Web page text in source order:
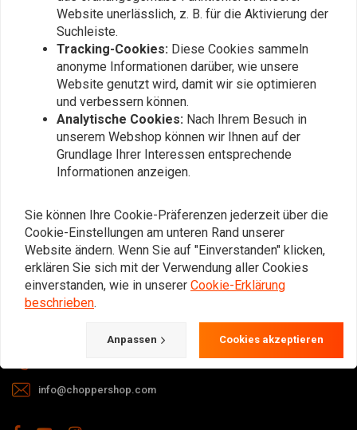
Abonnieren
Reparaturen oder allgemeinen
Informationen können Sie uns
jederzeit auf eine der folgenden Arten
kontaktieren.
info@choppershop.com
Website unerlässlich, z. B. für die Aktivierung der
Suchleiste.
Tracking-Cookies: Diese Cookies sammeln
anonyme Informationen darüber, wie unsere
Website genutzt wird, damit wir sie optimieren
und verbessern können.
Analytische Cookies: Nach Ihrem Besuch in
unserem Webshop können wir Ihnen auf der
Grundlage Ihrer Interessen entsprechende
Informationen anzeigen.
Sie können Ihre Cookie-Präferenzen jederzeit über die
Cookie-Einstellungen am unteren Rand unserer
Website ändern. Wenn Sie auf "Einverstanden" klicken,
erklären Sie sich mit der Verwendung aller Cookies
einverstanden, wie in unserer Cookie-Erklärung
beschrieben.
Anpassen Cookies akzeptieren